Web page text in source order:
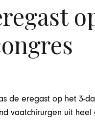
de eregast op het 3-
vaatchirurgen uit